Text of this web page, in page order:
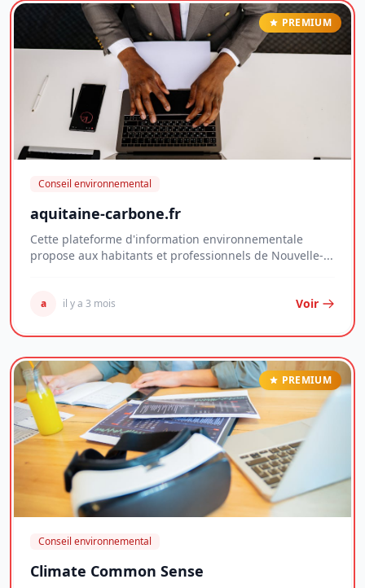
PREMIUM
Conseil environnemental
aquitaine-carbone.fr
Cette plateforme d'information environnementale
propose aux habitants et professionnels de Nouvelle-...
a il y a 3 mois Voir
PREMIUM
Conseil environnemental
Climate Common Sense